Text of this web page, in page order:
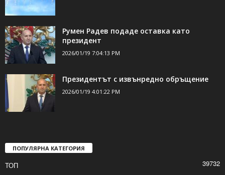
Румен Радев подаде оставка като
президент
2026/01/19 7:04:13 PM
Президентът с извънредно обръщение
2026/01/19 4:01:22 PM
ПОПУЛЯРНА КАТЕГОРИЯ
ТОП
39732